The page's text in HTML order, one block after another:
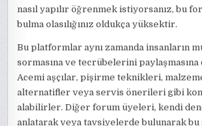
nasıl yapılır öğrenmek istiyorsanız, bu
bulma olasılığınız oldukça yüksektir.
Bu platformlar aynı zamanda insanların
sormasına ve tecrübelerini paylaşmasına
Acemi aşçılar, pişirme teknikleri,
alternatifler veya servis önerileri gibi
alabilirler. Diğer forum üyeleri, kendi
anlatarak veya tavsiyelerde bulunarak bu